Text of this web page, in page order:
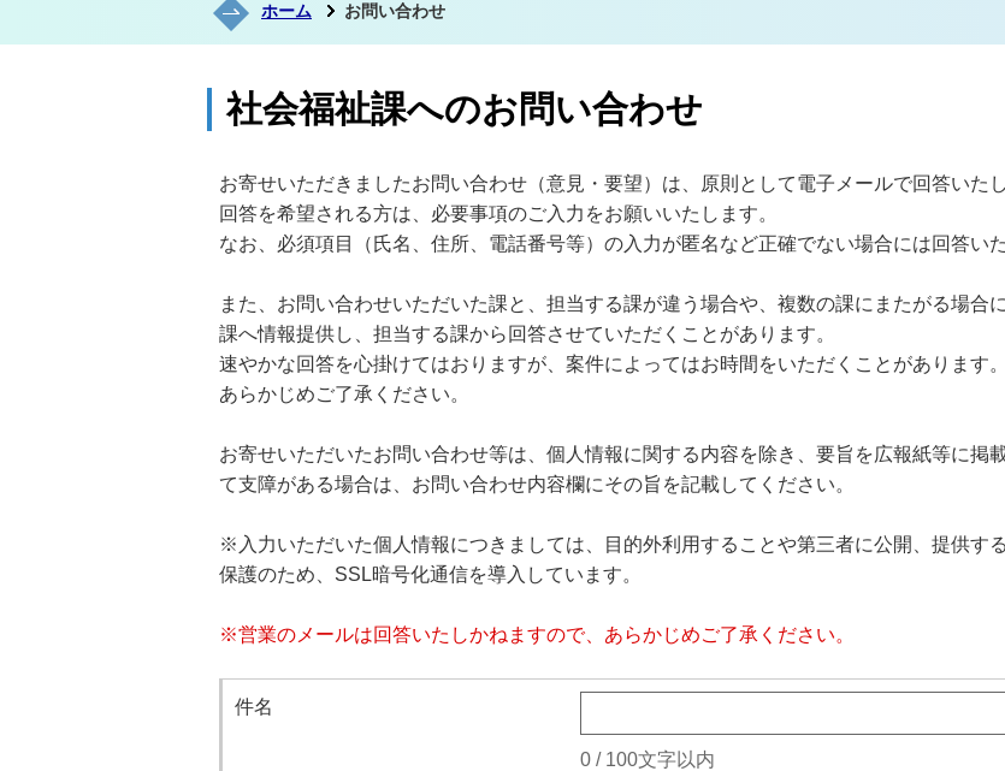
ホーム お問い合わせ
社会福祉課へのお問い合わせ
お寄せいただきましたお問い合わせ（意見・要望）は、原則として電子メールで回答いたし
回答を希望される方は、必要事項のご入力をお願いいたします。
なお、必須項目（氏名、住所、電話番号等）の入力が匿名など正確でない場合には回答い
また、お問い合わせいただいた課と、担当する課が違う場合や、複数の課にまたがる場合
課へ情報提供し、担当する課から回答させていただくことがあります。
速やかな回答を心掛けてはおりますが、案件によってはお時間をいただくことがあります。
あらかじめご了承ください。
お寄せいただいたお問い合わせ等は、個人情報に関する内容を除き、要旨を広報紙等に掲
て支障がある場合は、お問い合わせ内容欄にその旨を記載してください。
※入力いただいた個人情報につきましては、目的外利用することや第三者に公開、提供す
保護のため、SSL暗号化通信を導入しています。
※営業のメールは回答いたしかねますので、あらかじめご了承ください。
件名
0/ 100文字以内